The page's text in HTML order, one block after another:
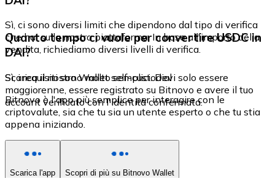
Sì, ci sono diversi limiti che dipendono dal tipo di verifica
che hai sulla nostra piattaforma. In base all'importo della
vendita, richiediamo diversi livelli di verifica.
Quanto tempo ci vuole per convertire USDC in
DAI?
Sì, i requisiti sono molto semplici. Devi solo essere
maggiorenne, essere registrato su Bitnovo e avere il tuo
account verificato con l'identità confermata.
Scarica il nostro Wallet self-custodial
Bitnovo è l'app più semplice per interagire con le
criptovalute, sia che tu sia un utente esperto o che tu stia
appena iniziando.
Scarica l'app Scopri di più su Bitnovo Wallet